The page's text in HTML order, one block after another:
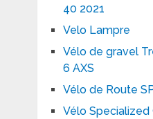
40 2021
Velo Lampre
Vélo de gravel
6 AXS
Vélo de Route
Vélo Specialized